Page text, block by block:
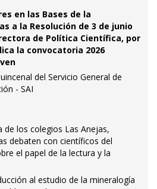
en las Bases de la
a la Resolución de 3 de junio
de Política Científica, por
la convocatoria 2026
del Servicio General de
- SAI
de los colegios Las Anejas,
debaten con científicos del
el papel de la lectura y la
al estudio de la mineralogía